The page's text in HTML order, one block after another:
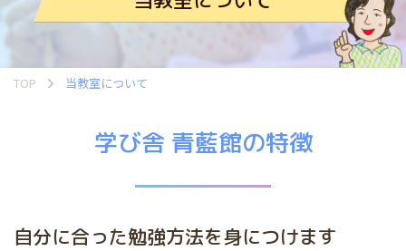
TOP 当教室について
学び舎 青藍館の特徴
自分に合った勉強方法を身につけます